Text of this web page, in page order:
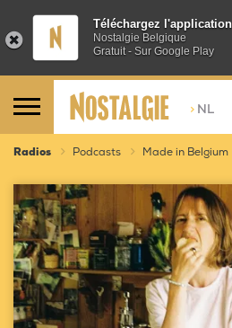
Téléchargez l'application
Nostalgie Belgique
Gratuit - Sur Google Play
> NL
Radios Podcasts Made in Belgium